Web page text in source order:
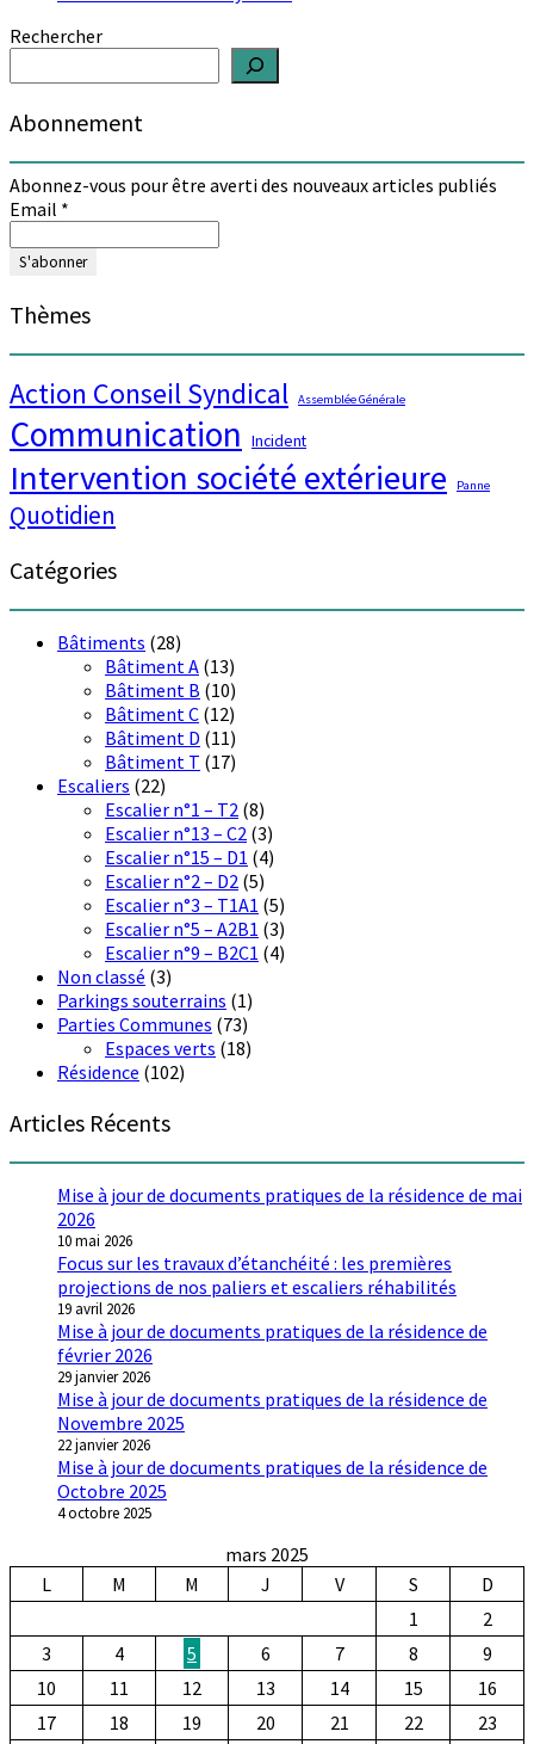
Rechercher
Abonnement
Abonnez-vous pour être averti des nouveaux articles publiés
Email *
Thèmes
Action Conseil Syndical Assemblée Générale
Communication Incident
Intervention société extérieure Panne
Quotidien
Catégories
Bâtiments (28)
Bâtiment A (13)
Bâtiment B (10)
Bâtiment C (12)
Bâtiment D (11)
Bâtiment T (17)
Escaliers (22)
Escalier n°1 – T2 (8)
Escalier n°13 – C2 (3)
Escalier n°15 – D1 (4)
Escalier n°2 – D2 (5)
Escalier n°3 – T1A1 (5)
Escalier n°5 – A2B1 (3)
Escalier n°9 – B2C1 (4)
Non classé (3)
Parkings souterrains (1)
Parties Communes (73)
Espaces verts (18)
Résidence (102)
Articles Récents
Mise à jour de documents pratiques de la résidence de mai
2026
10 mai 2026
Focus sur les travaux d’étanchéité : les premières
projections de nos paliers et escaliers réhabilités
19 avril 2026
Mise à jour de documents pratiques de la résidence de
février 2026
29 janvier 2026
Mise à jour de documents pratiques de la résidence de
Novembre 2025
22 janvier 2026
Mise à jour de documents pratiques de la résidence de
Octobre 2025
4 octobre 2025
mars 2025
L
M M J V S
D
1
2
3
4 5 6 7 8
9
10
11 12 13 14 15
16
17
18 19 20 21 22 23